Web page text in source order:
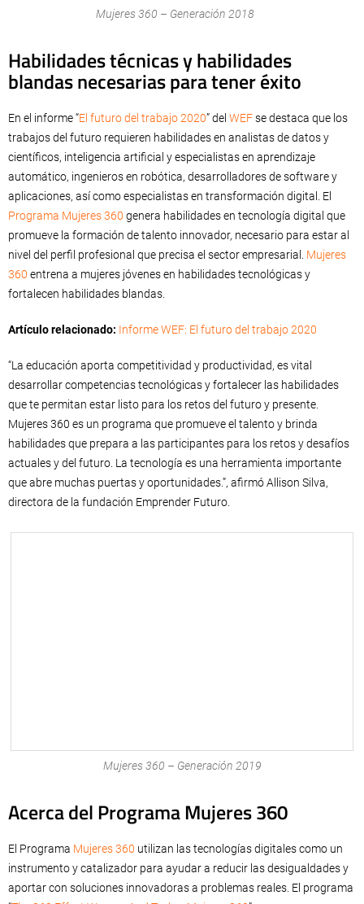
Mujeres 360 – Generación 2018
Habilidades técnicas y habilidades
blandas necesarias para tener éxito
En el informe “El futuro del trabajo 2020” del WEFse destaca que los
trabajos del futuro requieren habilidades en analistas de datos y
científicos, inteligencia artificial y especialistas en aprendizaje
automático, ingenieros en robótica, desarrolladores de software y
aplicaciones, así como especialistas en transformación digital. El
Programa Mujeres 360 genera habilidades en tecnología digital que
promueve la formación de talento innovador, necesario para estar al
nivel del perfil profesional que precisa el sector empresarial. Mujeres
360 entrena a mujeres jóvenes en habilidades tecnológicas y
fortalecen habilidades blandas.
Artículo relacionado: Informe WEF: El futuro del trabajo 2020
“La educación aporta competitividad y productividad, es vital
desarrollar competencias tecnológicas y fortalecer las habilidades
que te permitan estar listo para los retos del futuro y presente.
Mujeres 360 es un programa que promueve el talento y brinda
habilidades que prepara a las participantes para los retos y desafíos
actuales y del futuro. La tecnología es una herramienta importante
que abre muchas puertas y oportunidades.”, afirmó Allison Silva,
directora de la fundación Emprender Futuro.
Mujeres 360 – Generación 2019
Acerca del Programa Mujeres 360
El Programa Mujeres 360 utilizan las tecnologías digitales como un
instrumento y catalizador para ayudar a reducir las desigualdades y
aportar con soluciones innovadoras a problemas reales. El programa